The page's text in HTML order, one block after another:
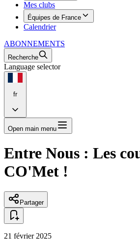
Mes clubs
Équipes de France
Calendrier
ABONNEMENTS
Recherche
Language selector
fr
Open main menu
Entre Nous : Les
CO'Met !
Partager
21 février 2025